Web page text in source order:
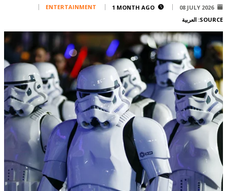
Corporate
Contact
FPM
Services
Horoscope
Polls
Jobs
Writers
Legal
Privacy Policy
Terms Of Use
08 JULY 2026
1 MONTH AGO
ENTERTAINMENT
SOURCE: العربية